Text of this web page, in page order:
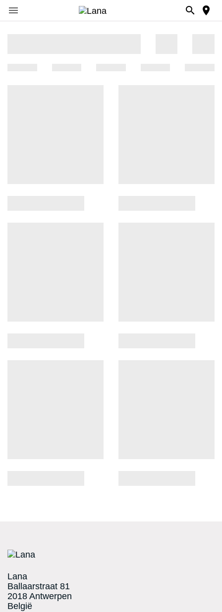
  
Lana
Ballaarstraat 81
2018 Antwerpen
België